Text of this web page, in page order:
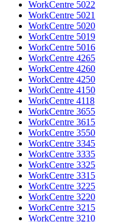
WorkCentre 5022
WorkCentre 5021
WorkCentre 5020
WorkCentre 5019
WorkCentre 5016
WorkCentre 4265
WorkCentre 4260
WorkCentre 4250
WorkCentre 4150
WorkCentre 4118
WorkCentre 3655
WorkCentre 3615
WorkCentre 3550
WorkCentre 3345
WorkCentre 3335
WorkCentre 3325
WorkCentre 3315
WorkCentre 3225
WorkCentre 3220
WorkCentre 3215
WorkCentre 3210